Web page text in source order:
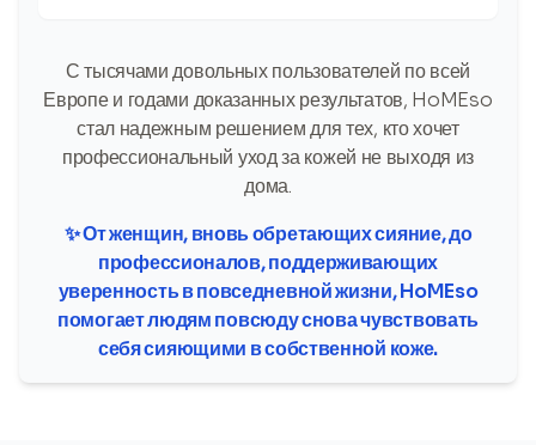
С тысячами довольных пользователей по всей
Европе и годами доказанных результатов, HoMEso
стал надежным решением для тех, кто хочет
профессиональный уход за кожей не выходя из
дома.
✨ От женщин, вновь обретающих сияние, до
профессионалов, поддерживающих
уверенность в повседневной жизни, HoMEso
помогает людям повсюду снова чувствовать
себя сияющими в собственной коже.